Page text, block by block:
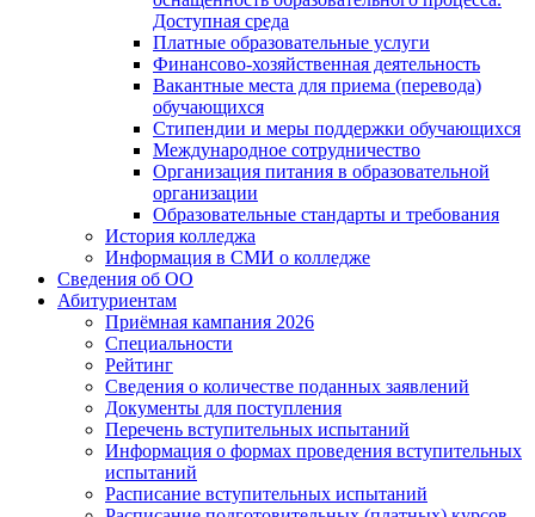
Доступная среда
Платные образовательные услуги
Финансово-хозяйственная деятельность
Вакантные места для приема (перевода)
обучающихся
Стипендии и меры поддержки обучающихся
Международное сотрудничество
Организация питания в образовательной
организации
Образовательные стандарты и требования
История колледжа
Информация в СМИ о колледже
Сведения об ОО
Абитуриентам
Приёмная кампания 2026
Специальности
Рейтинг
Сведения о количестве поданных заявлений
Документы для поступления
Перечень вступительных испытаний
Информация о формах проведения вступительных
испытаний
Расписание вступительных испытаний